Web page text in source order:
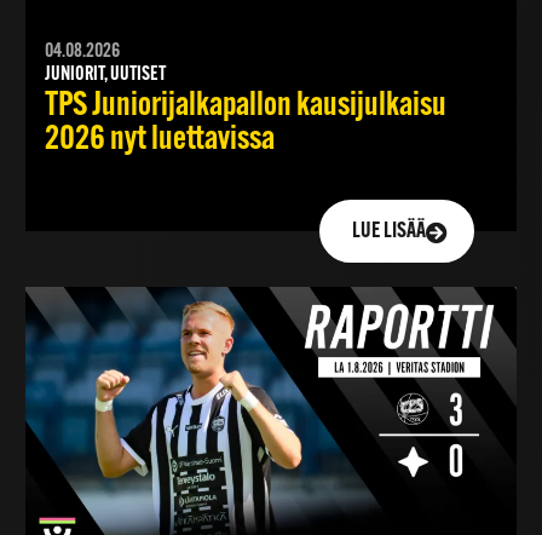
04.08.2026
JUNIORIT, UUTISET
TPS Juniorijalkapallon kausijulkaisu
2026 nyt luettavissa
LUE LISÄÄ